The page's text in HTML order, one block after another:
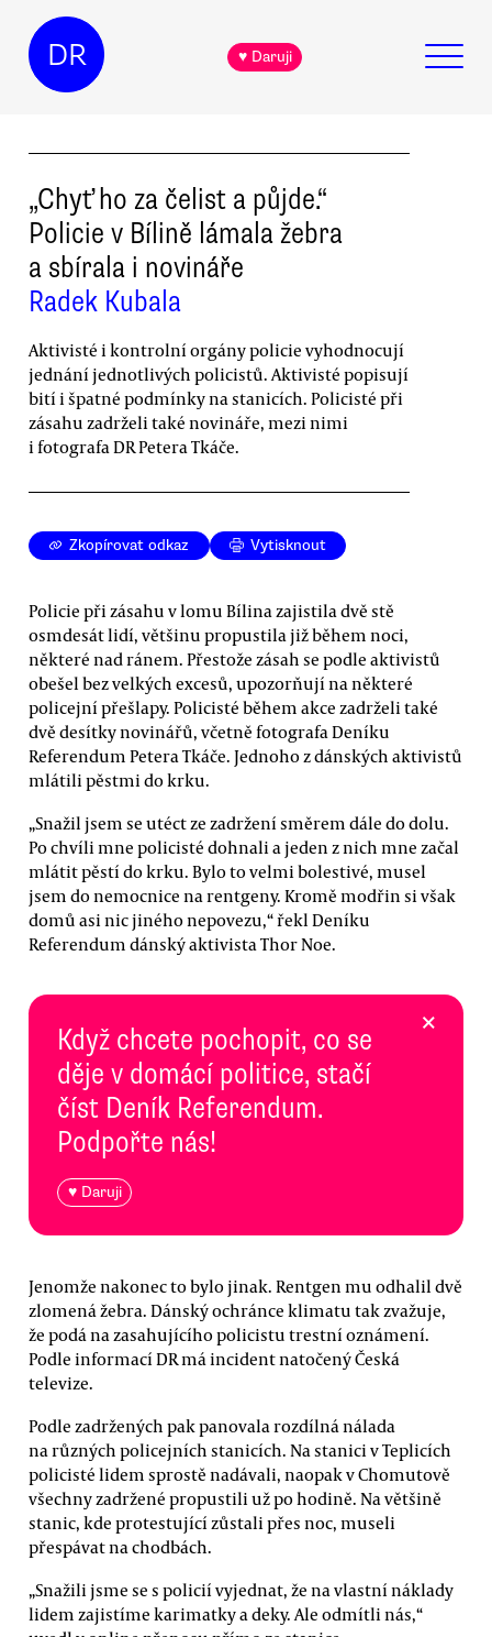
DR ♥ Daruji
„Chyť ho za čelist a půjde.“
Policie v Bílině lámala žebra
a sbírala i novináře
Radek Kubala
Aktivisté i kontrolní orgány policie vyhodnocují
jednání jednotlivých policistů. Aktivisté popisují
bití i špatné podmínky na stanicích. Policisté při
zásahu zadrželi také novináře, mezi nimi
i fotografa DR Petera Tkáče.
Zkopírovat odkaz Vytisknout
Policie při zásahu v lomu Bílina zajistila dvě stě
osmdesát lidí, většinu propustila již během noci,
některé nad ránem. Přestože zásah se podle aktivistů
obešel bez velkých excesů, upozorňují na některé
policejní přešlapy. Policisté během akce zadrželi také
dvě desítky novinářů, včetně fotografa Deníku
Referendum Petera Tkáče. Jednoho z dánských aktivistů
mlátili pěstmi do krku.
„Snažil jsem se utéct ze zadržení směrem dále do dolu.
Po chvíli mne policisté dohnali a jeden z nich mne začal
mlátit pěstí do krku. Bylo to velmi bolestivé, musel
jsem do nemocnice na rentgeny. Kromě modřin si však
domů asi nic jiného nepovezu,“ řekl Deníku
Referendum dánský aktivista Thor Noe.
Když chcete pochopit, co se
děje v domácí politice, stačí
číst Deník Referendum.
Podpořte nás!
♥ Daruji
×
Jenomže nakonec to bylo jinak. Rentgen mu odhalil dvě
zlomená žebra. Dánský ochránce klimatu tak zvažuje,
že podá na zasahujícího policistu trestní oznámení.
Podle informací DR má incident natočený Česká
televize.
Podle zadržených pak panovala rozdílná nálada
na různých policejních stanicích. Na stanici v Teplicích
policisté lidem sprostě nadávali, naopak v Chomutově
všechny zadržené propustili už po hodině. Na většině
stanic, kde protestující zůstali přes noc, museli
přespávat na chodbách.
„Snažili jsme se s policií vyjednat, že na vlastní náklady
lidem zajistíme karimatky a deky. Ale odmítli nás,“